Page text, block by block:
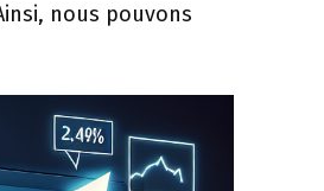
nous pouvons